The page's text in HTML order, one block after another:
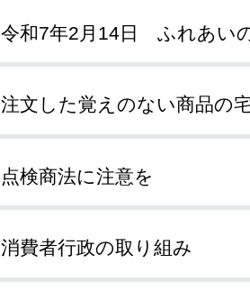
令和7年2月14日 ふれあい
注文した覚えのない商品の
点検商法に注意を
消費者行政の取り組み